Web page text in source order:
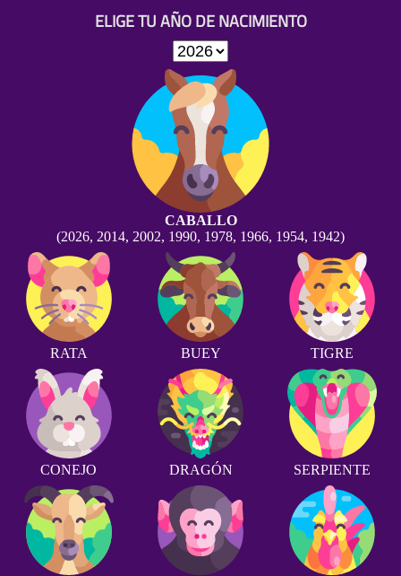
ELIGE TU AÑO DE NACIMIENTO
CABALLO
(2026, 2014, 2002, 1990, 1978, 1966, 1954, 1942)
RATA BUEY TIGRE
CONEJO DRAGÓN SERPIENTE